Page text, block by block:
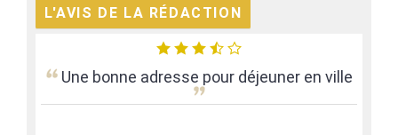
L'AVIS DE LA RÉDACTION
Une bonne adresse pour déjeuner en ville